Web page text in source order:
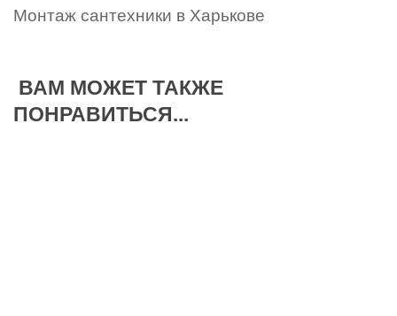
Монтаж сантехники в Харькове
ВАМ МОЖЕТ ТАКЖЕ
ПОНРАВИТЬСЯ...